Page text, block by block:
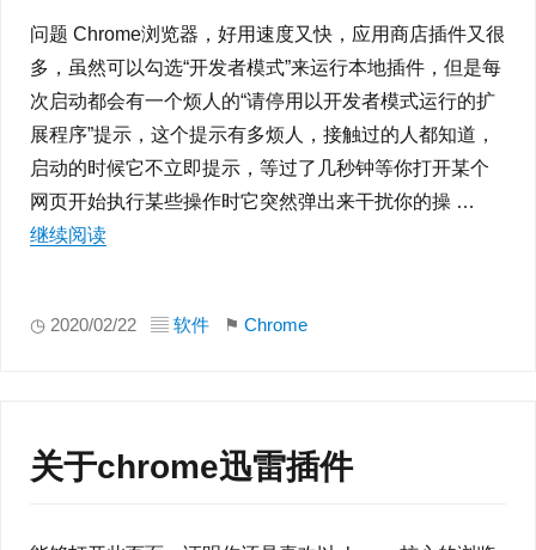
问题 Chrome浏览器，好用速度又快，应用商店插件又很
多，虽然可以勾选“开发者模式”来运行本地插件，但是每
次启动都会有一个烦人的“请停用以开发者模式运行的扩
展程序”提示，这个提示有多烦人，接触过的人都知道，
启动的时候它不立即提示，等过了几秒钟等你打开某个
网页开始执行某些操作时它突然弹出来干扰你的操 …
继续阅读
◷ 2020/02/22 ▤ 软件 ⚑ Chrome
关于chrome迅雷插件